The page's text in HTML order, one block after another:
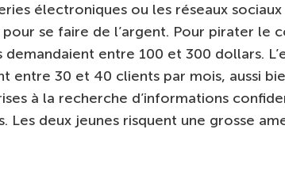
électroniques ou les réseaux sociaux
se faire de l’argent. Pour pirater le
demandaient entre 100 et 300 dollars.
entre 30 et 40 clients par mois, aussi
à la recherche d’informations
Les deux jeunes risquent une grosse